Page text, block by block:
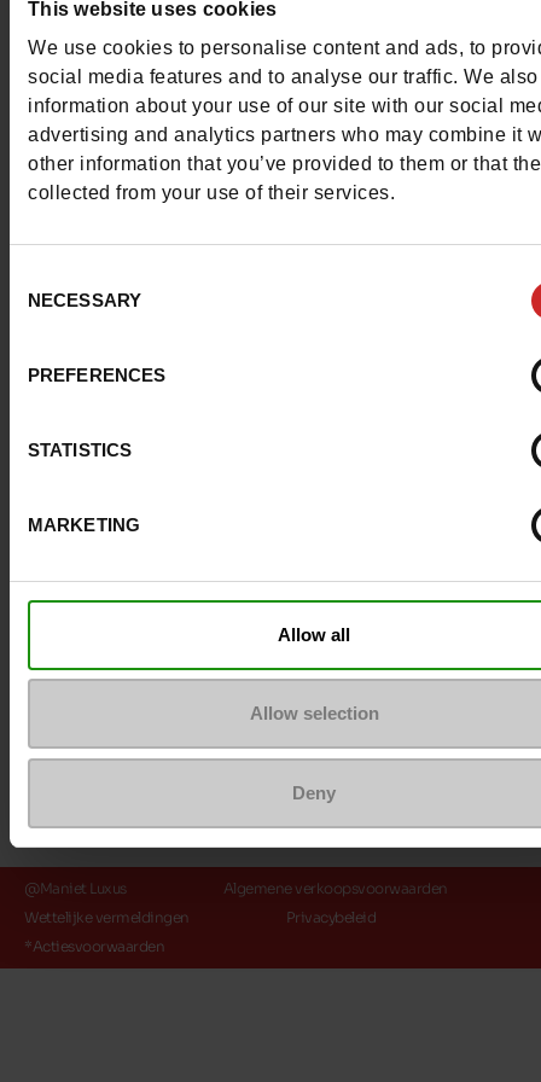
This website uses cookies
We use cookies to personalise content and ads, to
social media features and to analyse our traffic. We
information about your use of our site with our social
advertising and analytics partners who may combine it
other information that you’ve provided to them or that
collected from your use of their services.
Selection
NECESSARY
PREFERENCES
STATISTICS
MARKETING
Allow all
Allow selection
Deny
Stuur een bericht
Meer contactopties
Volg ons
Klantenservice
Over ons
@Maniet Luxus
Algemene verkoopsvoorwaarden
Wettelijke vermeldingen
Privacybeleid
*Actiesvoorwaarden